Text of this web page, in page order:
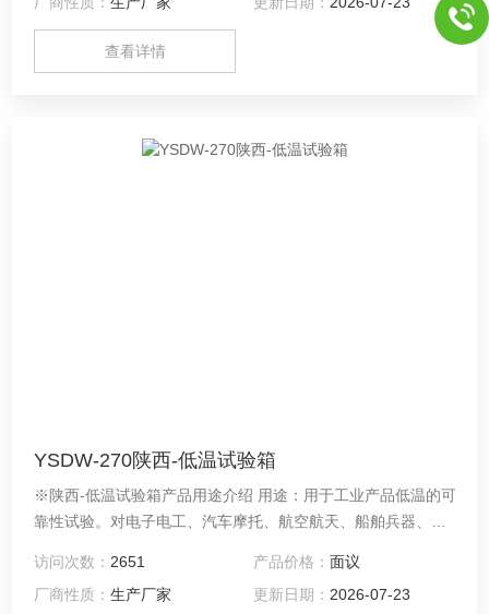
围
查看详情
YSDW-270陕西-低温试验箱
※陕西-低温试验箱产品用途介绍 用途：用于工业产品低温的可
靠性试验。对电子电工、汽车摩托、航空航天、船舶兵器、高
的情况下，检验其各项性能指标。
访问次数： 2651 产品价格： 面议
厂商性质：生产厂家 更新日期： 2026-07-23